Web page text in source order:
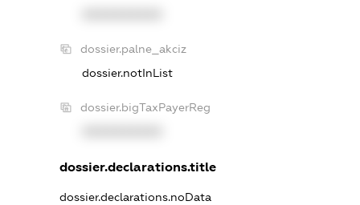
dossier.palne_akciz
dossier.notInList
dossier.bigTaxPayerReg
dossier.declarations.title
dossier.declarations.noData